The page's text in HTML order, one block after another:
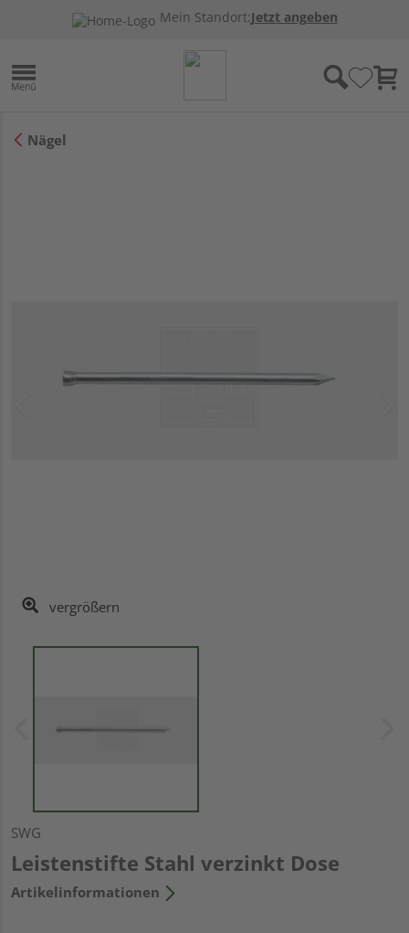
Mein Standort:Jetzt angeben
Nägel
vergrößern
SWG
Leistenstifte Stahl verzinkt Dose
Artikelinformationen